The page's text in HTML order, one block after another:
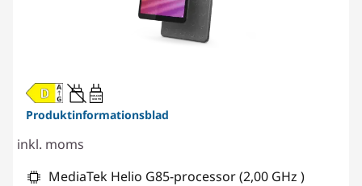
20W-60W
USB PD
Produktinformationsblad
inkl. moms
MediaTek Helio G85-processor (2,00 GHz )